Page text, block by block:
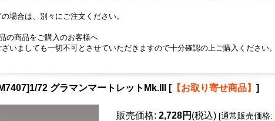
場合は、別々にご注文ください。
の商品をご購入のお客様へ
いましても一切不可とさせていただきますので十分確認の上ご購入ください。
72 グラマンマートレットMk.III [【お取り寄せ商品】 ]
販売価格: 2,728円 (税込) [通常販売価格: